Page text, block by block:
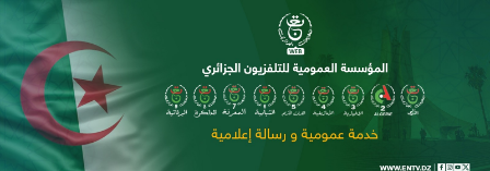
Aller au contenu principal